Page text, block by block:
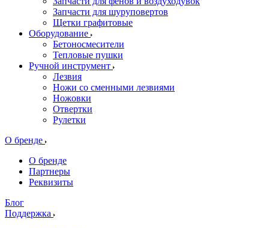
Запчасти для шуруповертов
Щетки графитовые
Оборудование
Бетоносмесители
Тепловые пушки
Ручной инструмент
Лезвия
Ножи со сменными лезвиями
Ножовки
Отвертки
Рулетки
О бренде
О бренде
Партнеры
Реквизиты
Блог
Поддержка